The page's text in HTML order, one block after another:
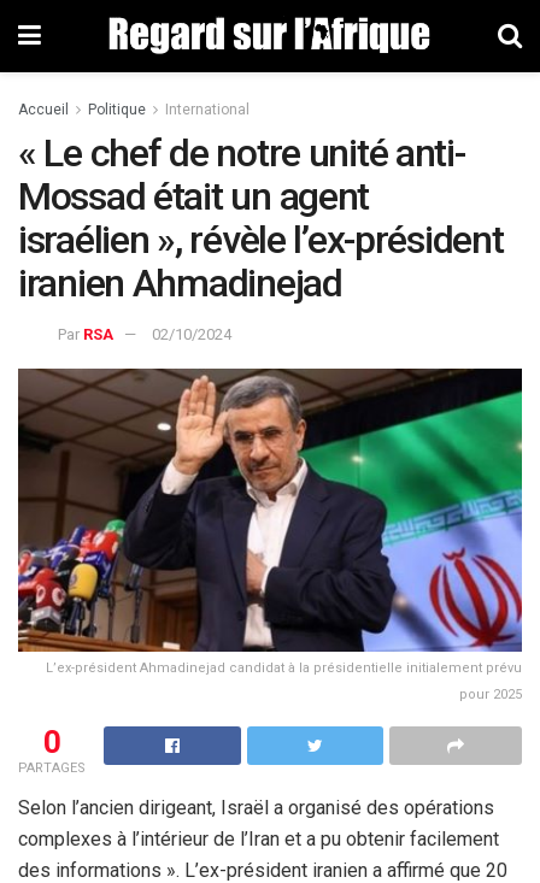
Accueil Politique International
« Le chef de notre unité anti-
Mossad était un agent
israélien », révèle l’ex-président
iranien Ahmadinejad
Par RSA 02/10/2024
L’ex-président Ahmadinejad candidat à la présidentielle initialement prévu
pour 2025
0
PARTAGES
Selon l’ancien dirigeant, Israël a organisé des opérations
complexes à l’intérieur de l’Iran et a pu obtenir facilement
des informations ». L’ex-président iranien a affirmé que 20